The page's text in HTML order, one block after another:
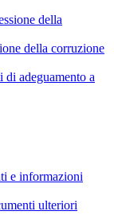
della
della corruzione
adeguamento a
e informazioni
ulteriori